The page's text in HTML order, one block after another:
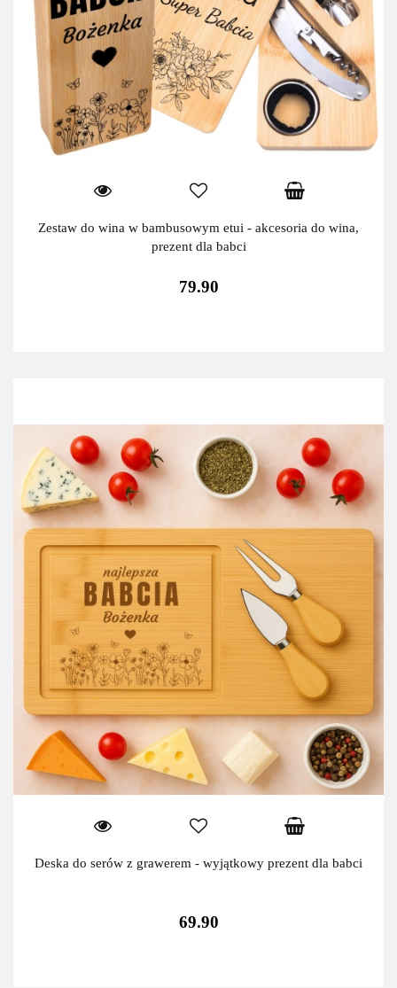
Zestaw do wina w bambusowym etui - akcesoria do wina,
prezent dla babci
79.90
Deska do serów z grawerem - wyjątkowy prezent dla babci
69.90